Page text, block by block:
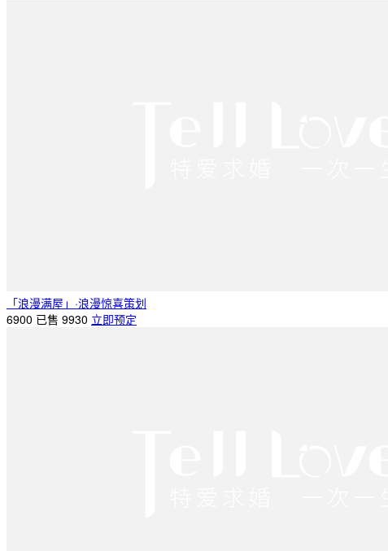
「浪漫满屋」·浪漫惊喜策划
6900 已售 9930 立即预定